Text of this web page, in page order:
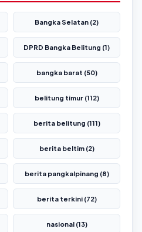
Bangka Selatan (2)
DPRD Bangka Belitung (1)
bangka barat (50)
belitung timur (112)
berita belitung (111)
berita beltim (2)
berita pangkalpinang (8)
berita terkini (72)
nasional (13)